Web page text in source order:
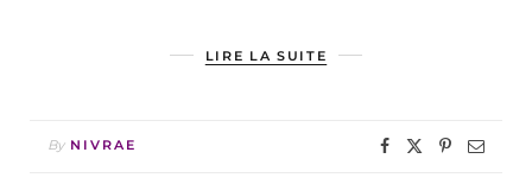
LIRE LA SUITE
By NIVRAE